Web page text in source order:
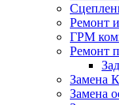
Ремонт
ГРМ
Ремонт
Замена
Замена